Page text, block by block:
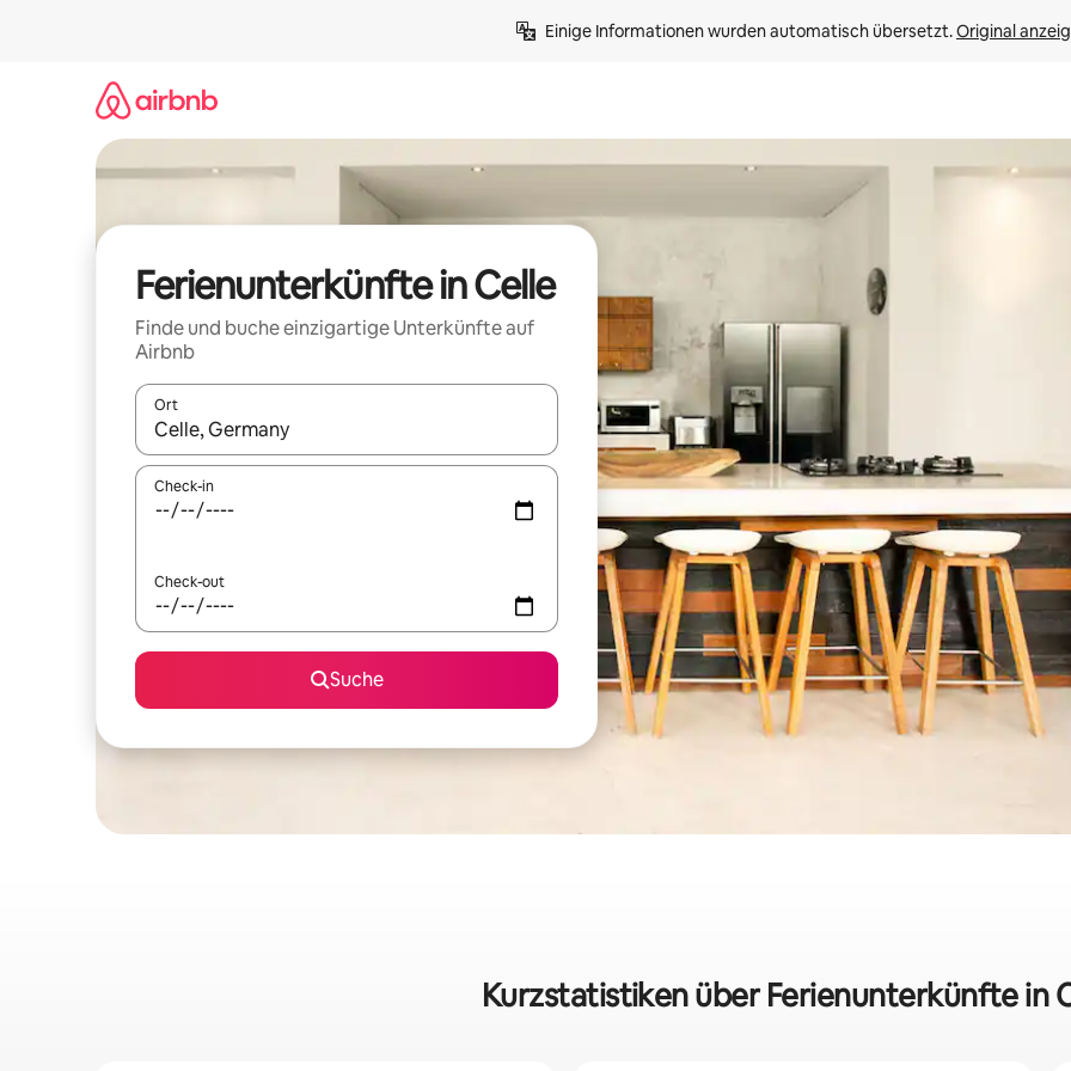
Einige Informationen wurden automatisch übersetzt. Original
Ferienunterkünfte in Celle
Finde und buche einzigartige Unterkünfte auf
Airbnb
Ort
Wenn Ergebnisse verfügbar sind, navigiere mit den Pfeiltasten nach oben und unten oder erkunde die Ergebnisse
Check-in
Check-out
Suche
Kurzstatistiken über Ferienunterkünfte in